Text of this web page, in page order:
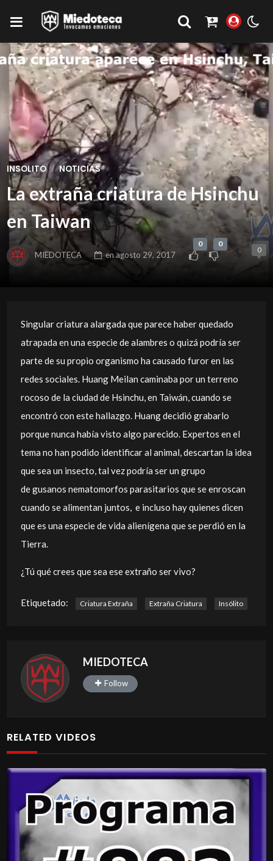
INSOLITO / NOTICIAS
La extraña criatura de Hsinchu
en Taiwan
MIEDOTECA enagosto 29, 2017
0 0
0
Singular criatura alargada que parece haber quedado
atrapada en una especie de alambres o quizá podría ser
parte de su propio organismo ha causado furor en las
redes sociales. Huang Meilan caminaba por un terreno
rocoso de la ciudad de Hsinchu, en Taiwán, cuando se
encontró con este hallazgo. Huang decidió grabarlo
porque nunca había visto algo parecido. Expertos en el
tema no han podido identificar al animal, descartan la idea
que sea un insecto, tal vez podría ser un grupo
de gusanos nematomorfos parasitarios que se enroscan
cuando se alimentan juntos, e incluso hay quienes dicen
que es una especie de vida alienígena que se perdió en la
Tierra.
¿Tú qué crees que sea ese extraño ser vivo?
Etiquetado: Criatura Extraña Extraña Criatura Insólito
MIEDOTECA
Follow
RELATED VIDEOS